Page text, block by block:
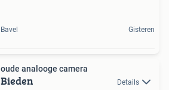
Bavel Gisteren
oude analooge camera
Bieden Details